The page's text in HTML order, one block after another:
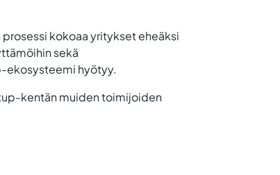
kokoaa yritykset eheäksi
sekä
ekosysteemi hyötyy.
kentän muiden toimijoiden